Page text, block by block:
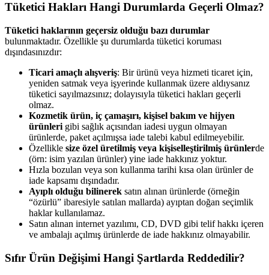
Tüketici Hakları Hangi Durumlarda Geçerli Olmaz?
Tüketici haklarının geçersiz olduğu bazı durumlar
bulunmaktadır. Özellikle şu durumlarda tüketici koruması
dışındasınızdır:
Ticari amaçlı alışveriş: Bir ürünü veya hizmeti ticaret için,
yeniden satmak veya işyerinde kullanmak üzere aldıysanız
tüketici sayılmazsınız; dolayısıyla tüketici hakları geçerli
olmaz.
Kozmetik ürün, iç çamaşırı, kişisel bakım ve hijyen
ürünleri gibi sağlık açısından iadesi uygun olmayan
ürünlerde, paket açılmışsa iade talebi kabul edilmeyebilir.
Özellikle size özel üretilmiş veya kişiselleştirilmiş ürünlerde
(örn: isim yazılan ürünler) yine iade hakkınız yoktur.
Hızla bozulan veya son kullanma tarihi kısa olan ürünler de
iade kapsamı dışındadır.
Ayıplı olduğu bilinerek satın alınan ürünlerde (örneğin
“özürlü” ibaresiyle satılan mallarda) ayıptan doğan seçimlik
haklar kullanılamaz.
Satın alınan internet yazılımı, CD, DVD gibi telif hakkı içeren
ve ambalajı açılmış ürünlerde de iade hakkınız olmayabilir.
Sıfır Ürün Değişimi Hangi Şartlarda Reddedilir?